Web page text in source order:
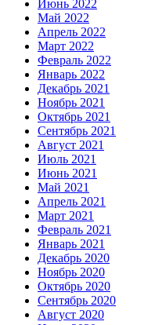
Июнь 2022
Май 2022
Апрель 2022
Март 2022
Февраль 2022
Январь 2022
Декабрь 2021
Ноябрь 2021
Октябрь 2021
Сентябрь 2021
Август 2021
Июль 2021
Июнь 2021
Май 2021
Апрель 2021
Март 2021
Февраль 2021
Январь 2021
Декабрь 2020
Ноябрь 2020
Октябрь 2020
Сентябрь 2020
Август 2020